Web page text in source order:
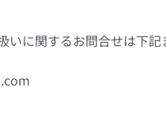
いに関するお問合せは下記